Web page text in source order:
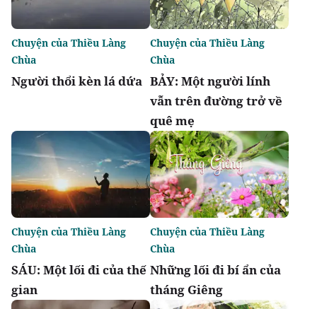
Người thổi kèn lá dứa
Chuyện của Thiều Làng
Chùa
BẢY: Một người lính
vẫn trên đường trở về
quê mẹ
Chuyện của Thiều Làng
Chùa
SÁU: Một lối đi của thế
gian
Chuyện của Thiều Làng
Chùa
Những lối đi bí ẩn của
tháng Giêng
Chuyện của Thiều Làng
Chùa